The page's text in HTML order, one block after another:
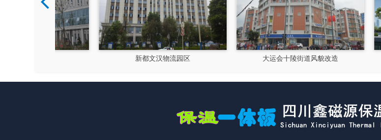
新都文汉物流园区 大运会十陵街道风貌改造